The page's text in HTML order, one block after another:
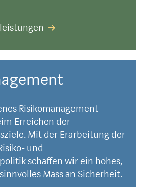
Risikomanagement
Erreichen der
Mit der Erarbeitung der
und
schaffen wir ein hohes,
Mass an Sicherheit.